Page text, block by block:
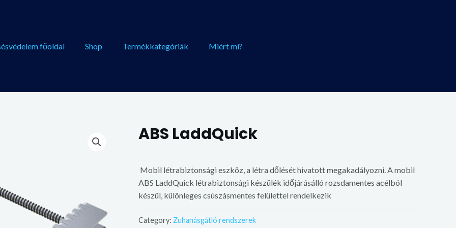
főoldal
Shop Termékkategóriák Miért mi?
ABS LaddQuick
Mobil létrabiztonsági eszköz, a létra dőlését hivatott megakadályozni. A mobil
ABS LaddQuick létrabiztonsági készülék időjárásálló rozsdamentes acélból
készül, különleges csúszásmentes felülettel rendelkezik
Category: Zuhanásgátló rendszerek